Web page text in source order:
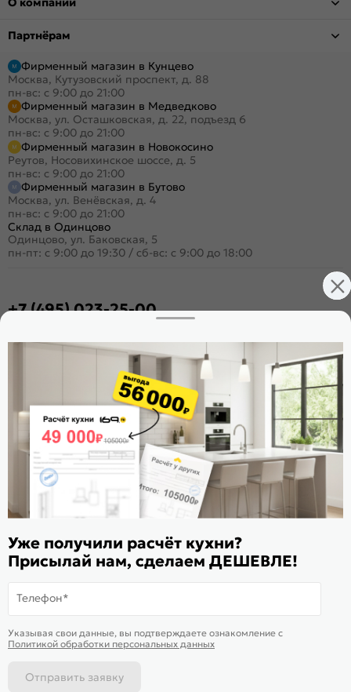
Партнёрам
Фирменный магазин в Кунцево
Москва, Кутузовский проспект, д. 88
пн-вс: с 9:00 до 21:00
Фирменный магазин в Медведково
Москва, ул. Осташковская, д. 22, подъезд 6
пн-вс: с 9:00 до 21:00
Фирменный магазин в Новокосино
Реутов, Носовихинское шоссе, д. 5
пн-вс: с 9:00 до 21:00
Фирменный магазин в Бутово
Москва, ул. Венёвская, д. 4
пн-вс: с 9:00 до 21:00
Склад в Одинцово
Одинцово, ул. Баковская, 5
пн-пт: с 9:00 до 19:30 / сб-вс: с 9:00 до 18:00
+7 (495) 023-25-00
Расскажите о нас
Поделиться
Оцените магазин
ИКС 1180
© 2015—2026 Интернет-магазин мебели Mebel169.ru
Пользовательское соглашение
Политика обработки персональных данных
Карта сайта
технологии
Уже получили расчёт кухни?
Присылай нам, сделаем ДЕШЕВЛЕ!
Телефон*
Указывая свои данные, вы подтверждаете ознакомление c
Политикой обработки персональных данных
Отправить заявку